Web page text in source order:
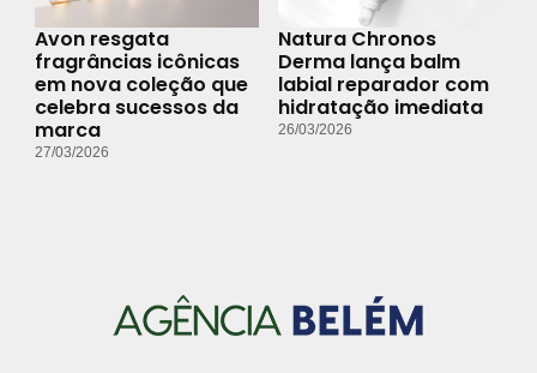
Avon resgata
fragrâncias icônicas
em nova coleção que
celebra sucessos da
marca
27/03/2026
Natura Chronos
Derma lança balm
labial reparador com
hidratação imediata
26/03/2026